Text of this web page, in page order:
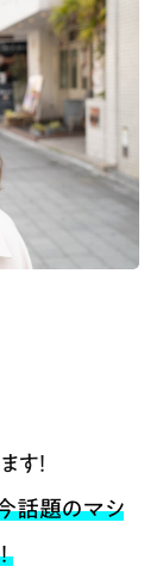
会社
について
ブデータポリシー
！
話題のマシ